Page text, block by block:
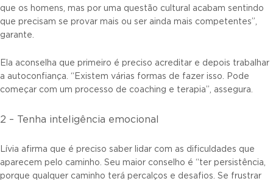
que os homens, mas por uma questão cultural acabam sentindo
que precisam se provar mais ou ser ainda mais competentes”,
garante.
Ela aconselha que primeiro é preciso acreditar e depois trabalhar
a autoconfiança. “Existem várias formas de fazer isso. Pode
começar com um processo de coaching e terapia”, assegura.
2 – Tenha inteligência emocional
Lívia afirma que é preciso saber lidar com as dificuldades que
aparecem pelo caminho. Seu maior conselho é “ter persistência,
porque qualquer caminho terá percalços e desafios. Se frustrar